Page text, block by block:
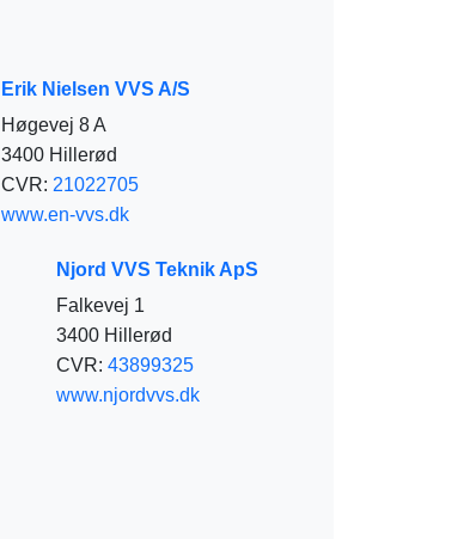
Erik Nielsen VVS A/S
Høgevej 8 A
3400 Hillerød
CVR: 21022705
www.en-vvs.dk
Njord VVS Teknik ApS
Falkevej 1
3400 Hillerød
CVR: 43899325
www.njordvvs.dk